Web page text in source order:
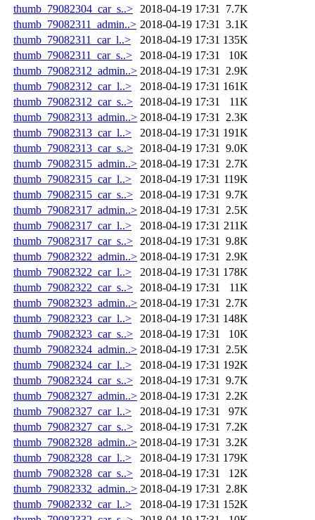
thumb_79082304_car_s..>
2018-04-19 17:31
7.7K
thumb_79082311_admin..> 2018-04-19 17:31
3.1K
thumb_79082311_car_l..>
2018-04-19 17:31 135K
thumb_79082311_car_s..>
2018-04-19 17:31
10K
thumb_79082312_admin..> 2018-04-19 17:31
2.9K
thumb_79082312_car_l..>
2018-04-19 17:31 161K
thumb_79082312_car_s..>
2018-04-19 17:31
11K
thumb_79082313_admin..> 2018-04-19 17:31
2.3K
thumb_79082313_car_l..>
2018-04-19 17:31 191K
thumb_79082313_car_s..>
2018-04-19 17:31
9.0K
thumb_79082315_admin..> 2018-04-19 17:31
2.7K
thumb_79082315_car_l..>
2018-04-19 17:31 119K
thumb_79082315_car_s..>
2018-04-19 17:31
9.7K
thumb_79082317_admin..> 2018-04-19 17:31
2.5K
thumb_79082317_car_l..>
2018-04-19 17:31 211K
thumb_79082317_car_s..>
2018-04-19 17:31
9.8K
thumb_79082322_admin..> 2018-04-19 17:31
2.9K
thumb_79082322_car_l..>
2018-04-19 17:31 178K
thumb_79082322_car_s..>
2018-04-19 17:31
11K
thumb_79082323_admin..> 2018-04-19 17:31
2.7K
thumb_79082323_car_l..>
2018-04-19 17:31 148K
thumb_79082323_car_s..>
2018-04-19 17:31
10K
thumb_79082324_admin..> 2018-04-19 17:31
2.5K
thumb_79082324_car_l..>
2018-04-19 17:31 192K
thumb_79082324_car_s..>
2018-04-19 17:31
9.7K
thumb_79082327_admin..> 2018-04-19 17:31
2.2K
thumb_79082327_car_l..>
2018-04-19 17:31
97K
thumb_79082327_car_s..>
2018-04-19 17:31
7.2K
thumb_79082328_admin..> 2018-04-19 17:31
3.2K
thumb_79082328_car_l..>
2018-04-19 17:31 179K
thumb_79082328_car_s..>
2018-04-19 17:31
12K
thumb_79082332_admin..> 2018-04-19 17:31
2.8K
thumb_79082332_car_l..>
2018-04-19 17:31 152K